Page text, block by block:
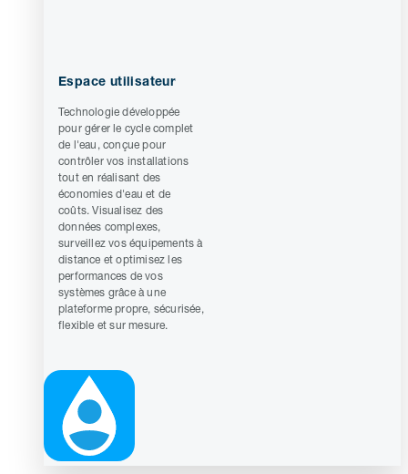
Espace utilisateur
Technologie développée
pour gérer le cycle complet
de l'eau, conçue pour
contrôler vos installations
tout en réalisant des
économies d'eau et de
coûts. Visualisez des
données complexes,
surveillez vos équipements à
distance et optimisez les
performances de vos
systèmes grâce à une
plateforme propre, sécurisée,
flexible et sur mesure.